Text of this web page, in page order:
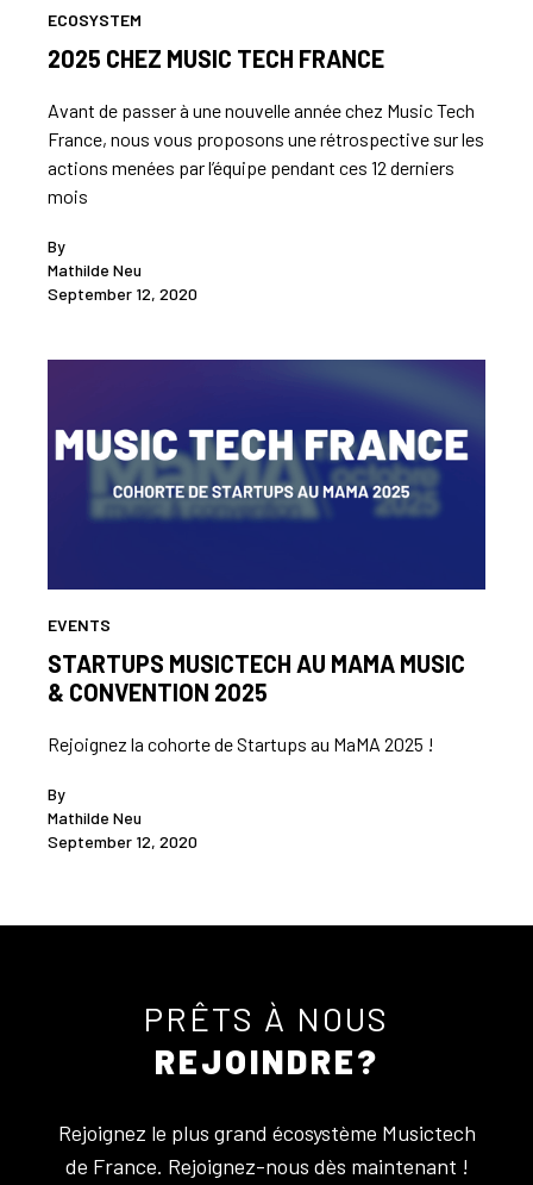
ECOSYSTEM
2025 CHEZ MUSIC TECH FRANCE
Avant de passer à une nouvelle année chez Music Tech
France, nous vous proposons une rétrospective sur les
actions menées par l’équipe pendant ces 12 derniers
mois
By
Mathilde Neu
September 12, 2020
EVENTS
STARTUPS MUSICTECH AU MAMA MUSIC
& CONVENTION 2025
Rejoignez la cohorte de Startups au MaMA 2025 !
By
Mathilde Neu
September 12, 2020
PRÊTS À NOUS
REJOINDRE?
Rejoignez le plus grand écosystème Musictech
de France. Rejoignez-nous dès maintenant !